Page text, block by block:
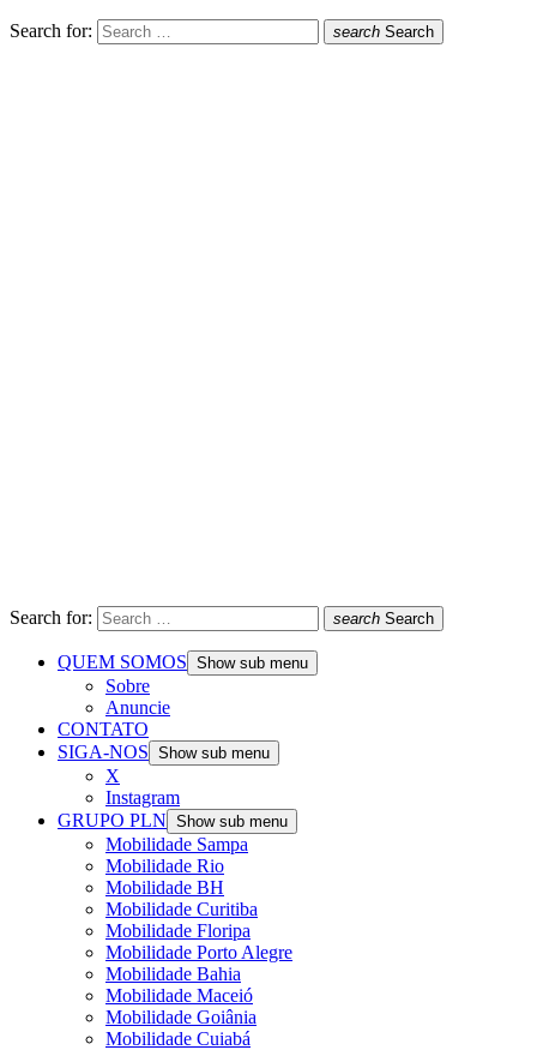
Search for: search Search
Search for: search Search
QUEM SOMOS Show sub menu
Sobre
Anuncie
CONTATO
SIGA-NOS Show sub menu
X
Instagram
GRUPO PLN Show sub menu
Mobilidade Sampa
Mobilidade Rio
Mobilidade BH
Mobilidade Curitiba
Mobilidade Floripa
Mobilidade Porto Alegre
Mobilidade Bahia
Mobilidade Maceió
Mobilidade Goiânia
Mobilidade Cuiabá